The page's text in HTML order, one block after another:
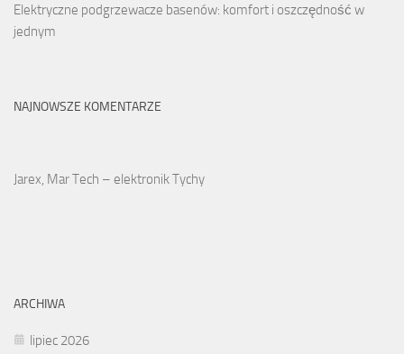
Elektryczne podgrzewacze basenów: komfort i oszczędność w
jednym
NAJNOWSZE KOMENTARZE
Jarex, Mar Tech – elektronik Tychy
ARCHIWA
lipiec 2026